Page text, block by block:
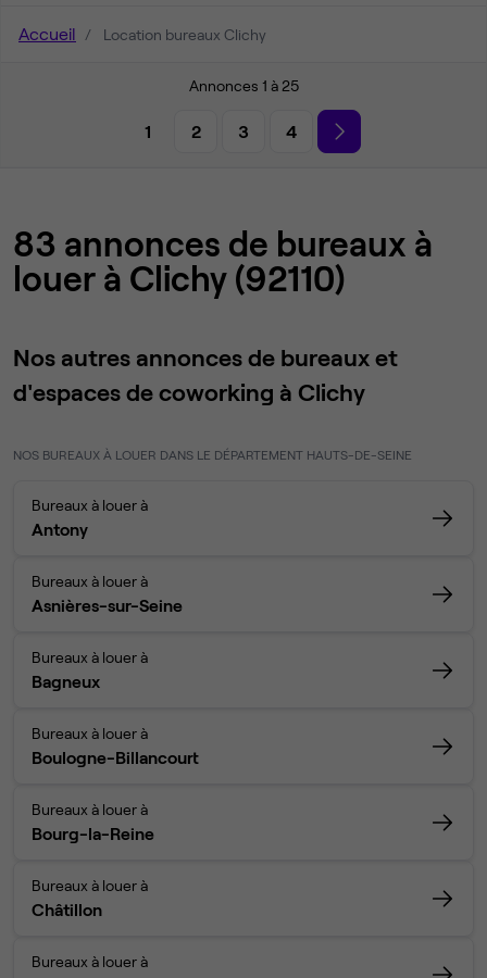
Accueil Location bureaux Clichy
Annonces 1 à 25
1 2 3 4
83 annonces de bureaux à
louer à Clichy (92110)
Nos autres annonces de bureaux et
d'espaces de coworking à Clichy
NOS BUREAUX À LOUER DANS LE DÉPARTEMENT HAUTS-DE-SEINE
Bureaux à louer à
Antony
Bureaux à louer à
Asnières-sur-Seine
Bureaux à louer à
Bagneux
Bureaux à louer à
Boulogne-Billancourt
Bureaux à louer à
Bourg-la-Reine
Bureaux à louer à
Châtillon
Bureaux à louer à